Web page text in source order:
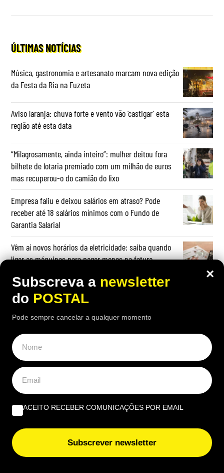
ÚLTIMAS NOTÍCIAS
Música, gastronomia e artesanato marcam nova edição
da Festa da Ria na Fuzeta
Aviso laranja: chuva forte e vento vão ‘castigar’ esta
região até esta data
“Milagrosamente, ainda inteiro”: mulher deitou fora
bilhete de lotaria premiado com um milhão de euros
mas recuperou-o do camião do lixo
Empresa faliu e deixou salários em atraso? Pode
receber até 18 salários mínimos com o Fundo de
Garantia Salarial
Vêm aí novos horários da eletricidade: saiba quando
ligar as máquinas para pagar menos na fatura
OPINIÃO
Quando viver no Algarve se torna um luxo | Por João
Rúben Silva
Um olho no burro, outro no cigano | Por José Figueiredo
Bilhete Postal: Nós, os não fumadores, não vamos para
férias para fumar | Por Eduardo Costa
×
Subscreva a newsletter
do POSTAL
Pode sempre cancelar a qualquer momento
ACEITO RECEBER COMUNICAÇÕES POR EMAIL
Subscrever newsletter